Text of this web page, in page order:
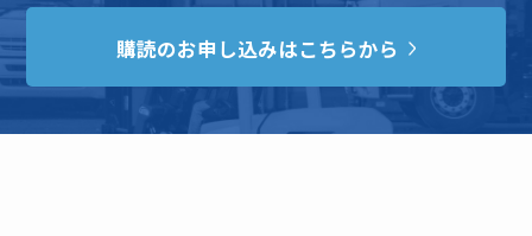
購読のお申し込みはこちらから